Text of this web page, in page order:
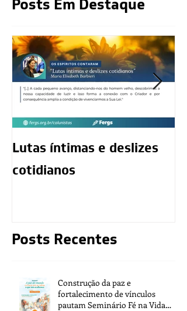
Lutas íntimas e deslizes
cotidianos
Posts Recentes
Construção da paz e
fortalecimento de vínculos
pautam Seminário Fé na Vida